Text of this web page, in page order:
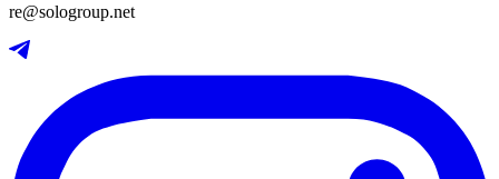
re@sologroup.net